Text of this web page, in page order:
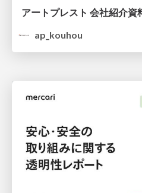
アートプレスト 会社紹介資
ap_kouhou